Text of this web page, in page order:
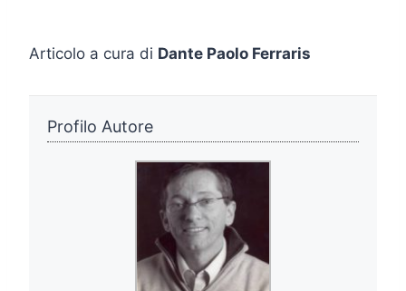
Articolo a cura di Dante Paolo Ferraris
Profilo Autore